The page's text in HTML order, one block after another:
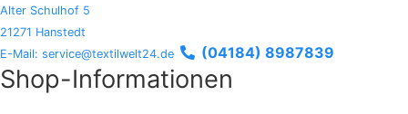
Alter Schulhof 5
21271 Hanstedt
E-Mail: service@textilwelt24.de
(04184) 8987839
Shop-Informationen